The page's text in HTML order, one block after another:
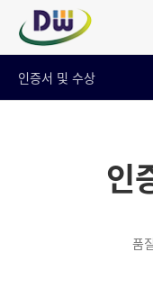
인증서 및 수상
인
품